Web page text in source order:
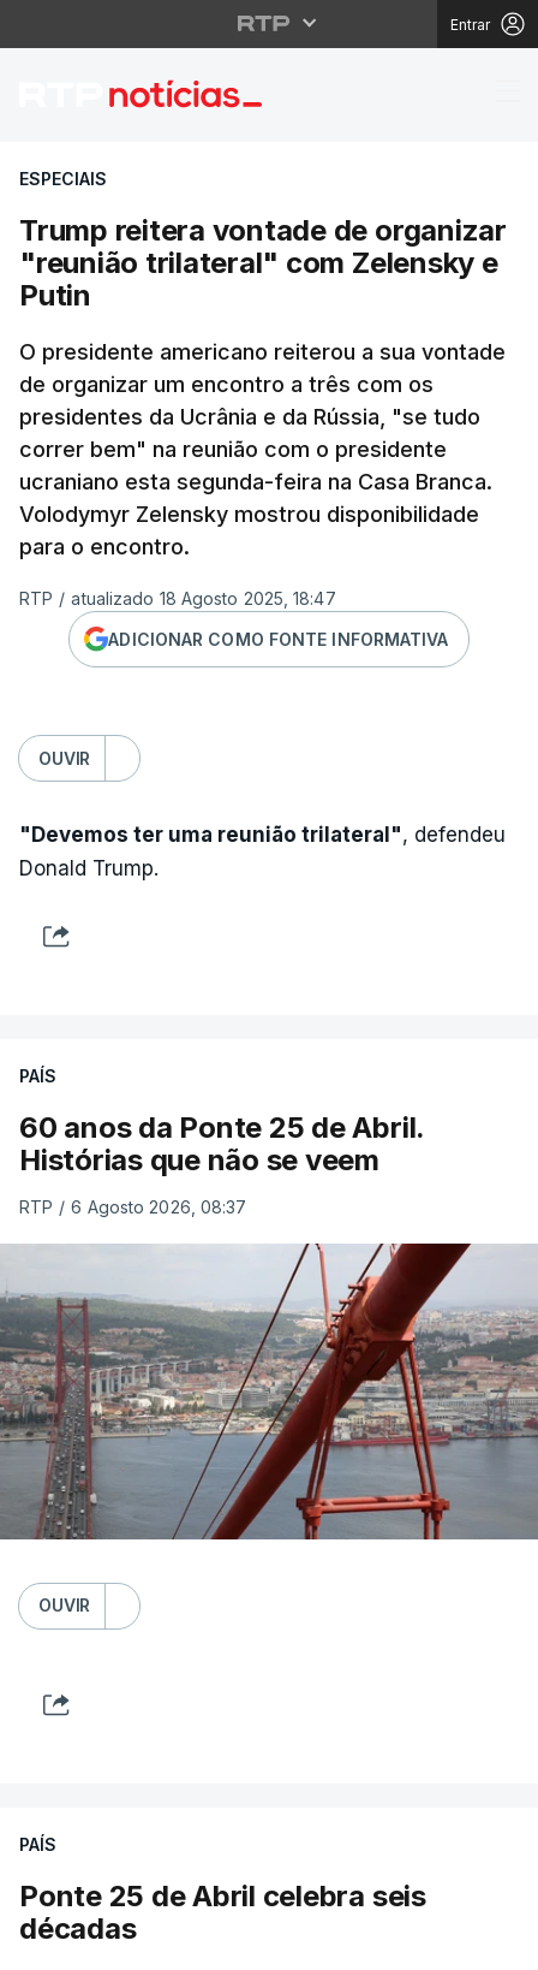
Entrar
Trump reitera
ESPECIAIS
Trump reitera vontade de organizar
"reunião trilateral" com Zelensky e
Putin
O presidente americano reiterou a sua vontade
de organizar um encontro a três com os
presidentes da Ucrânia e da Rússia, "se tudo
correr bem" na reunião com o presidente
ucraniano esta segunda-feira na Casa Branca.
Volodymyr Zelensky mostrou disponibilidade
para o encontro.
RTP / atualizado 18 Agosto 2025, 18:47
ADICIONAR COMO FONTE INFORMATIVA
OUVIR
"Devemos ter uma reunião trilateral", defendeu
Donald Trump.
PAÍS
60 anos da Ponte 25 de Abril.
Histórias que não se veem
RTP / 6 Agosto 2026, 08:37
OUVIR
PAÍS
Ponte 25 de Abril celebra seis
décadas